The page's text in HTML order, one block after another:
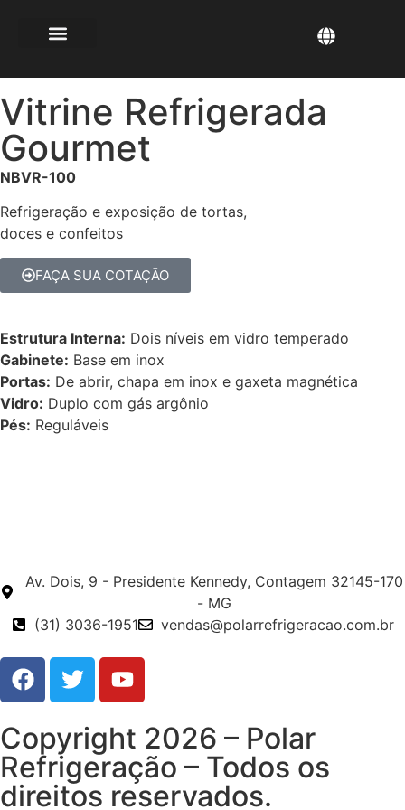
Vitrine Refrigerada
Gourmet
NBVR-100
Refrigeração e exposição de tortas,
doces e confeitos
FAÇA SUA COTAÇÃO
Estrutura Interna: Dois níveis em vidro temperado
Gabinete: Base em inox
Portas: De abrir, chapa em inox e gaxeta magnética
Vidro: Duplo com gás argônio
Pés: Reguláveis
Av. Dois, 9 - Presidente Kennedy, Contagem 32145-170
- MG
(31) 3036-1951
vendas@polarrefrigeracao.com.br
Copyright 2026 – Polar
Refrigeração – Todos os
direitos reservados.